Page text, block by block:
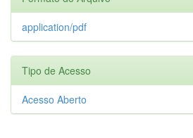
application/pdf
Tipo de Acesso
Acesso Aberto